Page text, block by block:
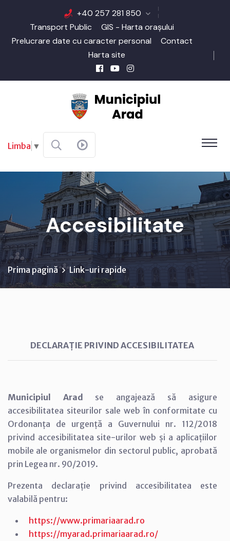
+40 257 281 850
Transport Public
GIS - Harta orașului
Prelucrare date cu caracter personal
Contact
Harta site
Limba ▼
Accesibilitate
Prima pagină Link-uri rapide
DECLARAȚIE PRIVIND ACCESIBILITATEA
Municipiul Arad se angajează să asigure
accesibilitatea siteurilor sale web în conformitate cu
Ordonanța de urgență a Guvernului nr. 112/2018
privind accesibilitatea site-urilor web și a aplicațiilor
mobile ale organismelor din sectorul public, aprobată
prin Legea nr. 90/2019.
Prezenta declarație privind accesibilitatea este
valabilă pentru:
https://www.primariaarad.ro
https://myarad.primariaarad.ro/